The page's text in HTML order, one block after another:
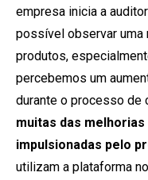
empresa inicia a
possível observar
produtos,
percebemos um
durante o processo de
muitas das
impulsionadas pelo
utilizam a plataforma